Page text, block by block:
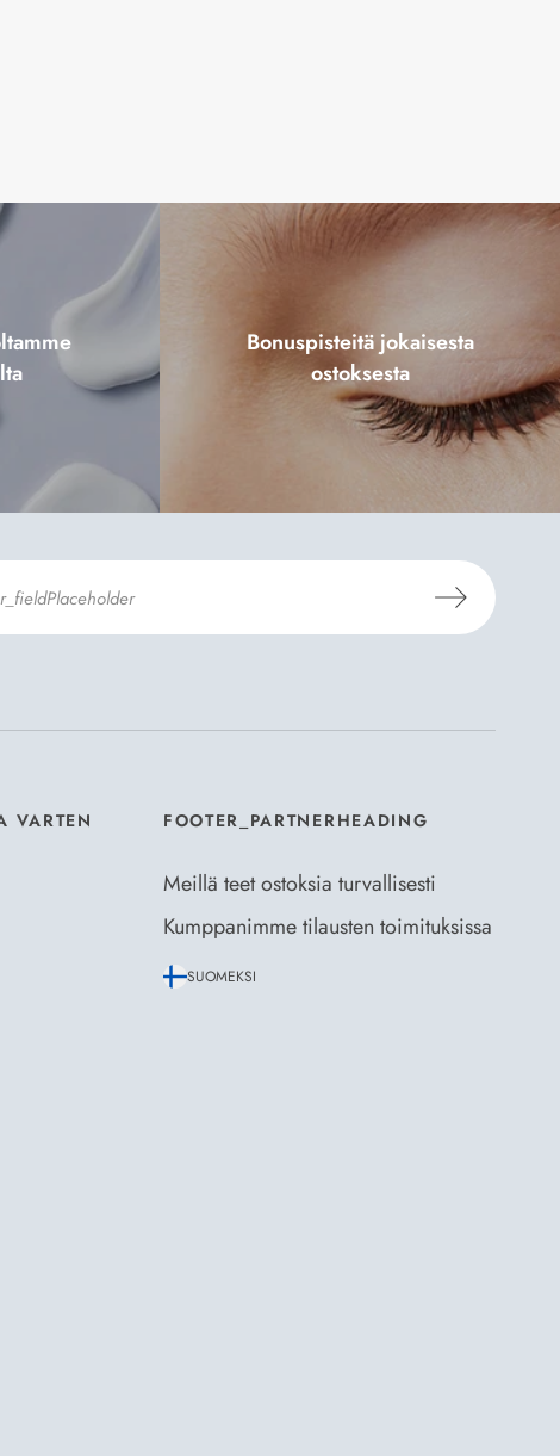
Bonuspisteitä jokaisesta
ostoksesta
VARTEN FOOTER_PARTNERHEADING
Meillä teet ostoksia turvallisesti
Kumppanimme tilausten toimituksissa
SUOMEKSI